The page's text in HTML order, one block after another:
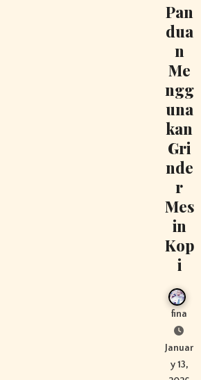
Pan
dua
n
Me
ngg
una
kan
Gri
nde
r
Mes
in
Kop
i
fina
Januar
y 13,